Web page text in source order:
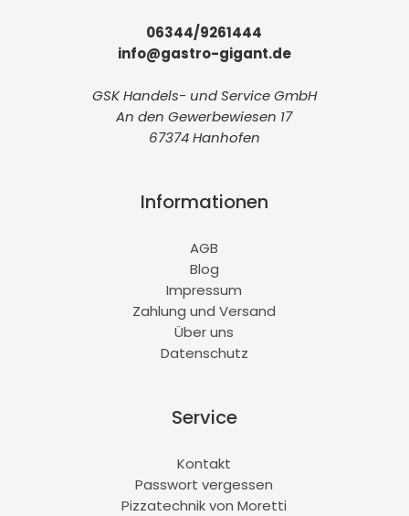
06344/9261444
info@gastro-gigant.de
GSK Handels- und Service GmbH
An den Gewerbewiesen 17
67374 Hanhofen
Informationen
AGB
Blog
Impressum
Zahlung und Versand
Über uns
Datenschutz
Service
Kontakt
Passwort vergessen
Pizzatechnik von Moretti